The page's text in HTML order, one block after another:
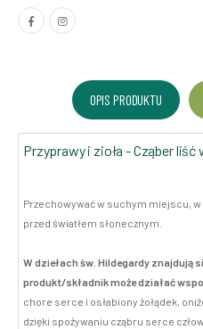
OPIS PRODUKTU
Przyprawy i zioła - Cząber
Przechowywać w suchym miejscu,
przed światłem słonecznym.
W dziełach św. Hildegardy znajdują
produkt/składnik może działać
chore serce i osłabiony żołądek,
dzięki spożywaniu cząbru serce